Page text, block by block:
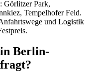
Görlitzer Park,
Tempelhofer Feld.
und Logistik
Berlin-